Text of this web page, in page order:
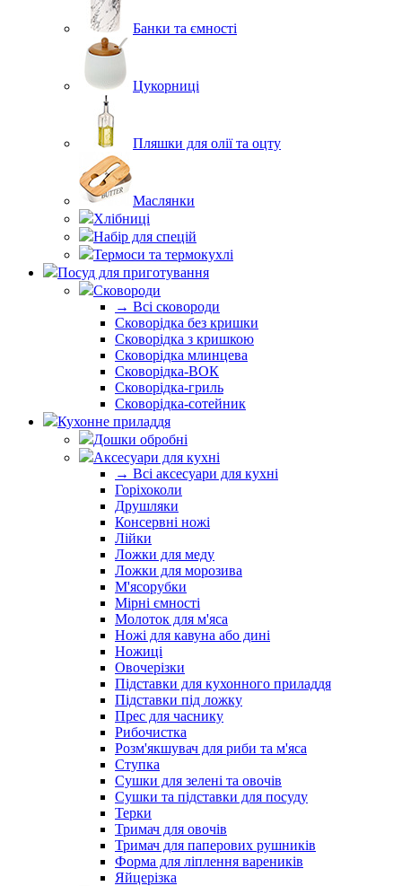
Банки та ємності
Цукорниці
Пляшки для олії та оцту
Маслянки
Хлібниці
Набір для спецій
Термоси та термокухлі
Посуд для приготування
Сковороди
→ Всі сковороди
Сковорідка без кришки
Сковорідка з кришкою
Сковорідка млинцева
Сковорідка-ВОК
Сковорідка-гриль
Сковорідка-сотейник
Кухонне приладдя
Дошки обробні
Аксесуари для кухні
→ Всі аксесуари для кухні
Горіхоколи
Друшляки
Консервні ножі
Лійки
Ложки для меду
Ложки для морозива
М'ясорубки
Мірні ємності
Молоток для м'яса
Ножі для кавуна або дині
Ножиці
Овочерізки
Підставки для кухонного приладдя
Підставки під ложку
Прес для часнику
Рибочистка
Розм'якшувач для риби та м'яса
Ступка
Сушки для зелені та овочів
Сушки та підставки для посуду
Терки
Тримач для овочів
Тримач для паперових рушників
Форма для ліплення вареників
Яйцерізка